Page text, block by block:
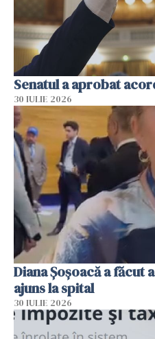
Senatul a aprobat
30 IULIE 2026
Diana Șoșoacă a făcut
ajuns la spital
30 IULIE 2026